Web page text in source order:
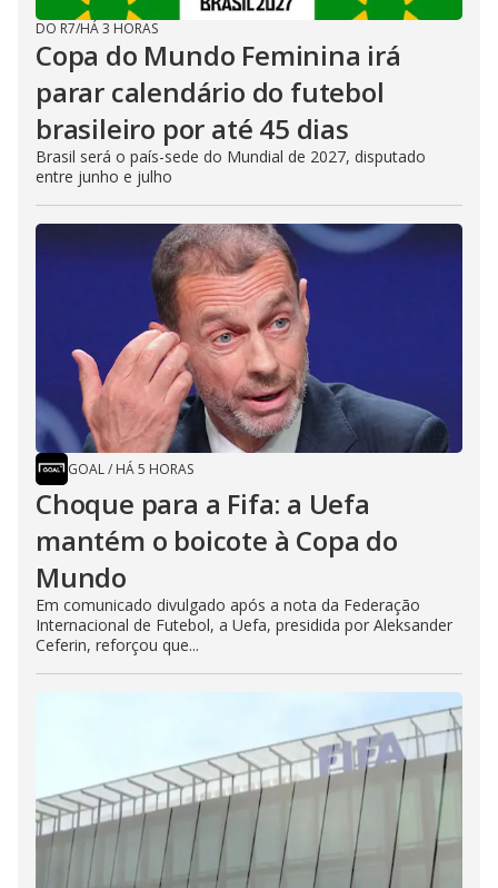
DO R7/HÁ 3 HORAS
Copa do Mundo Feminina irá
parar calendário do futebol
brasileiro por até 45 dias
Brasil será o país-sede do Mundial de 2027, disputado
entre junho e julho
GOAL/ HÁ 5 HORAS
Choque para a Fifa: a Uefa
mantém o boicote à Copa do
Mundo
Em comunicado divulgado após a nota da Federação
Internacional de Futebol, a Uefa, presidida por Aleksander
Ceferin, reforçou que...